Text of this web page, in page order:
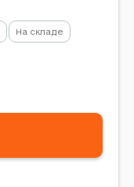
На складе